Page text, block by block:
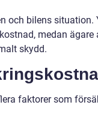
och bilens situation.
medan ägare
skydd.
faktorer som